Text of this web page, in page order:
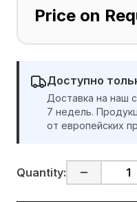
Price on
Доступно
Доставка на наш
7 недель.
от европейских
Quantity: